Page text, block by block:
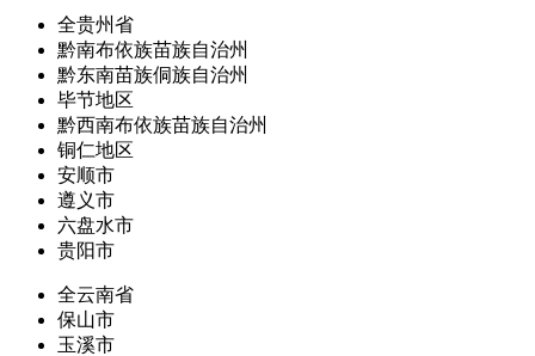
全贵州省
黔南布依族苗族自治州
黔东南苗族侗族自治州
毕节地区
黔西南布依族苗族自治州
铜仁地区
安顺市
遵义市
六盘水市
贵阳市
全云南省
保山市
玉溪市